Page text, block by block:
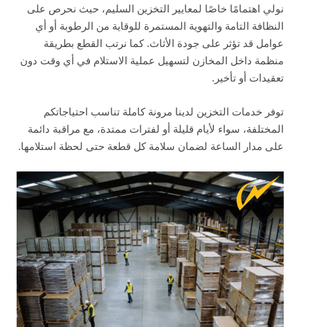
نولي اهتمامًا خاصًا لمعايير التخزين السليم، حيث نحرص على
النظافة التامة والتهوية المستمرة للوقاية من الرطوبة أو أي
عوامل قد تؤثر على جودة الأثاث. كما نرتب القطع بطريقة
منظمة داخل المخازن لتسهيل عملية الاستلام في أي وقت دون
تعقيدات أو تأخير.
توفر خدمات التخزين لدينا مرونة كاملة تناسب احتياجاتكم
المختلفة، سواء لأيام قليلة أو لفترات ممتدة، مع مراقبة دائمة
على مدار الساعة لضمان سلامة كل قطعة حتى لحظة استلامها.